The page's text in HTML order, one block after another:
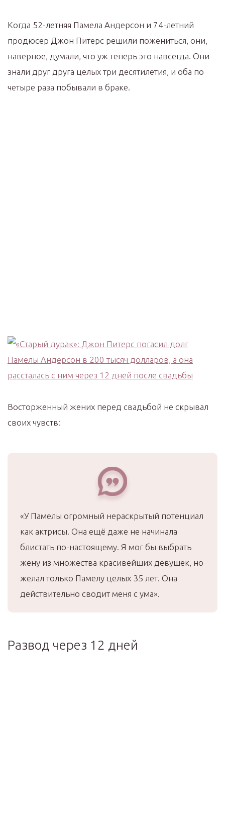
Когда 52-летняя Памела Андерсон и 74-летний
продюсер Джон Питерс решили пожениться, они,
наверное, думали, что уж теперь это навсегда. Они
знали друг друга целых три десятилетия, и оба по
четыре раза побывали в браке.
Восторженный жених перед свадьбой не скрывал
своих чувств:
«У Памелы огромный нераскрытый потенциал
как актрисы. Она ещё даже не начинала
блистать по-настоящему. Я мог бы выбрать
жену из множества красивейших девушек, но
желал только Памелу целых 35 лет. Она
действительно сводит меня с ума».
Развод через 12 дней